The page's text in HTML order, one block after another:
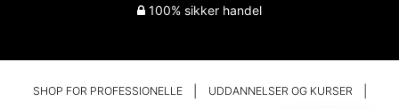
100% sikker handel
SHOP FOR PROFESSIONELLE UDDANNELSER OG KURSER